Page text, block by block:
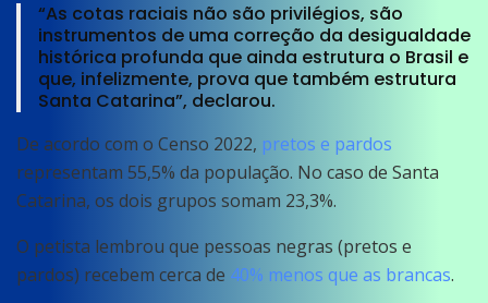
“As cotas raciais não são privilégios, são
instrumentos de uma correção da desigualdade
histórica profunda que ainda estrutura o Brasil e
que, infelizmente, prova que também estrutura
Santa Catarina”, declarou.
De acordo com o Censo 2022, pretos e pardos
representam 55,5% da população. No caso de Santa
Catarina, os dois grupos somam 23,3%.
O petista lembrou que pessoas negras (pretos e
pardos) recebem cerca de 40% menos que as brancas.